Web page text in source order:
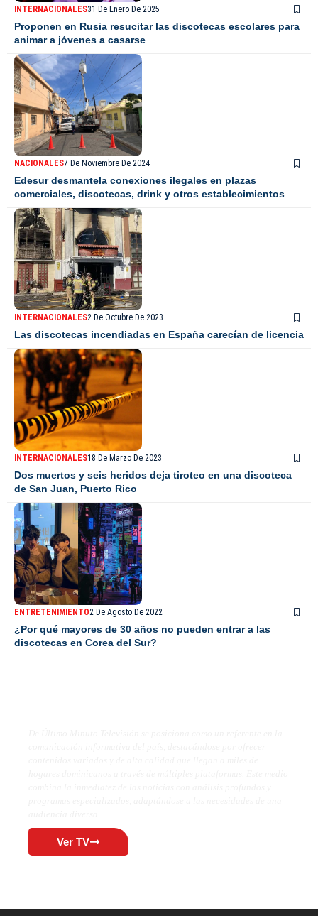
INTERNACIONALES31 De Enero De 2025
Proponen en Rusia resucitar las discotecas escolares para
animar a jóvenes a casarse
NACIONALES7 De Noviembre De 2024
Edesur desmantela conexiones ilegales en plazas
comerciales, discotecas, drink y otros establecimientos
INTERNACIONALES2 De Octubre De 2023
Las discotecas incendiadas en España carecían de licencia
INTERNACIONALES18 De Marzo De 2023
Dos muertos y seis heridos deja tiroteo en una discoteca
de San Juan, Puerto Rico
ENTRETENIMIENTO2 De Agosto De 2022
¿Por qué mayores de 30 años no pueden entrar a las
discotecas en Corea del Sur?
Ver TV